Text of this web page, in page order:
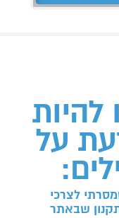
להיות
על
לצרכי
שבאתר